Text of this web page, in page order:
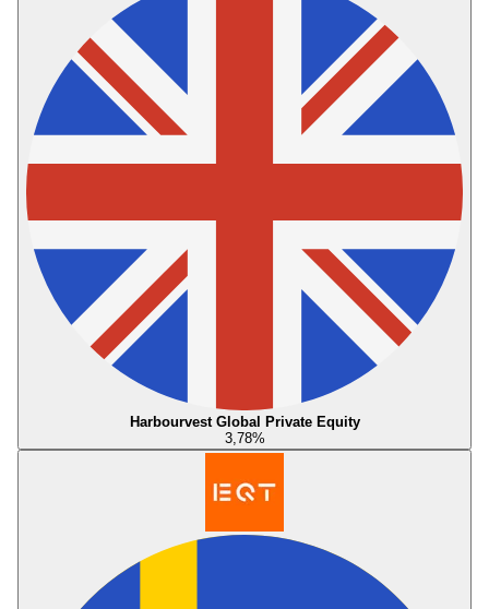
Harbourvest Global Private Equity
3,78%